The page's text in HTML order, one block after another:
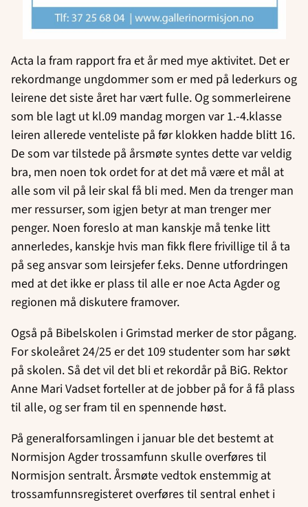
Acta la fram rapport fra et år med mye aktivitet. Det er
rekordmange ungdommer som er med på lederkurs og
leirene det siste året har vært fulle. Og sommerleirene
som ble lagt ut kl.09 mandag morgen var 1.-4.klasse
leiren allerede venteliste på før klokken hadde blitt 16.
De som var tilstede på årsmøte syntes dette var veldig
bra, men noen tok ordet for at det må være et mål at
alle som vil på leir skal få bli med. Men da trenger man
mer ressurser, som igjen betyr at man trenger mer
penger. Noen foreslo at man kanskje må tenke litt
annerledes, kanskje hvis man fikk flere frivillige til å ta
på seg ansvar som leirsjefer f.eks. Denne utfordringen
med at det ikke er plass til alle er noe Acta Agder og
regionen må diskutere framover.
Også på Bibelskolen i Grimstad merker de stor pågang.
For skoleåret 24/25 er det 109 studenter som har søkt
på skolen. Så det vil det bli et rekordår på BiG. Rektor
Anne Mari Vadset forteller at de jobber på for å få plass
til alle, og ser fram til en spennende høst.
På generalforsamlingen i januar ble det bestemt at
Normisjon Agder trossamfunn skulle overføres til
Normisjon sentralt. Årsmøte vedtok enstemmig at
trossamfunnsregisteret overføres til sentral enhet i